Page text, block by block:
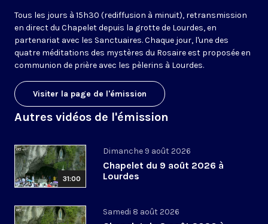
Tous les jours à 15h30 (rediffusion à minuit), retransmission
en direct du Chapelet depuis la grotte de Lourdes, en
partenariat avec les Sanctuaires. Chaque jour, l'une des
quatre méditations des mystères du Rosaire est proposée en
communion de prière avec les pèlerins à Lourdes.
Visiter la page de l'émission
Autres vidéos de l'émission
31:00
Dimanche 9 août 2026
Chapelet du 9 août 2026 à
Lourdes
Samedi 8 août 2026